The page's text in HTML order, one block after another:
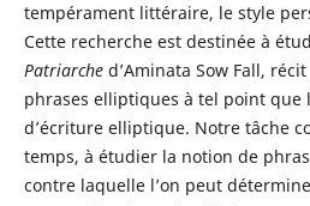
tempérament littéraire, le style
Cette recherche est destinée à
Patriarche d’Aminata Sow Fall,
phrases elliptiques à tel point que
d’écriture elliptique. Notre tâche
temps, à étudier la notion de
contre laquelle l’on peut